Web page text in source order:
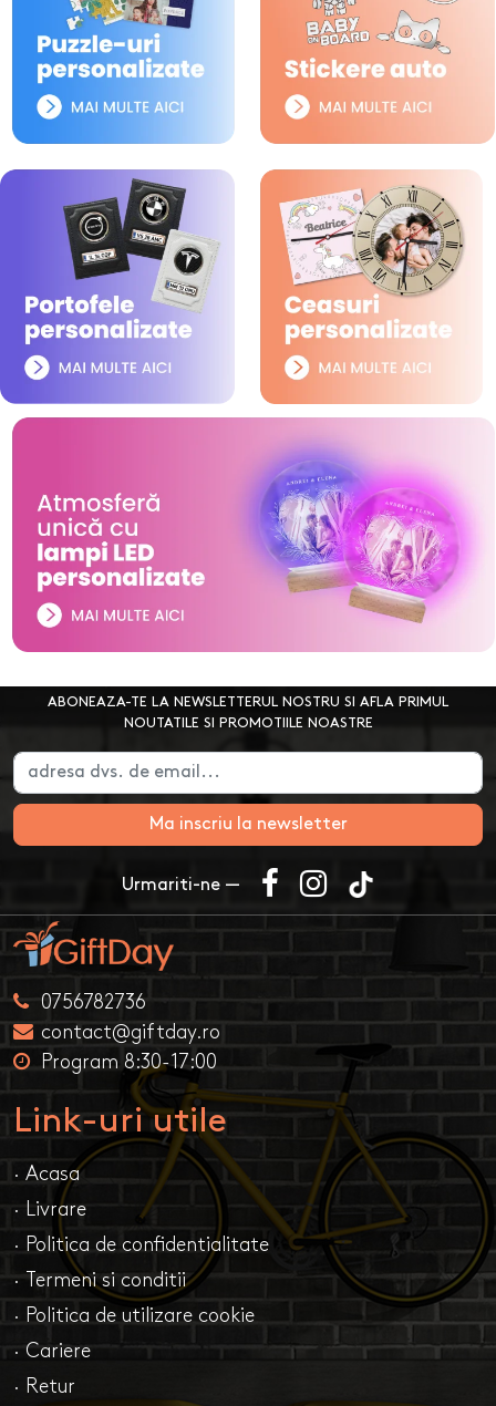
ABONEAZA-TE LA NEWSLETTERUL NOSTRU SI AFLA PRIMUL
NOUTATILE SI PROMOTIILE NOASTRE
Ma inscriu la newsletter
Urmariti-ne —
0756782736
contact@giftday.ro
Program 8:30-17:00
Link-uri utile
· Acasa
· Livrare
· Politica de confidentialitate
· Termeni si conditii
· Politica de utilizare cookie
· Cariere
· Retur